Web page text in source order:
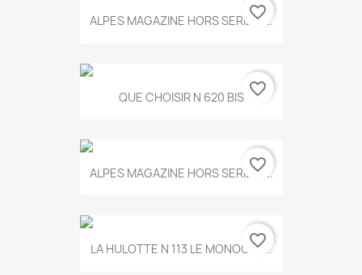
ALPES MAGAZINE HORS SERIE N...
favorite_border
QUE CHOISIR N 620 BIS favorite_border
ALPES MAGAZINE HORS SERIE N...
favorite_border
LA HULOTTE N 113 LE MONOCLE...
favorite_border